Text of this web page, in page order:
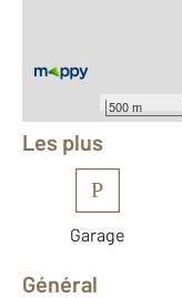
500 m
Les plus
P
Garage
Général